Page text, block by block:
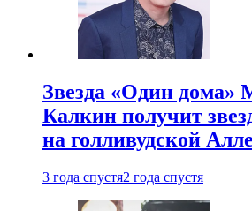
Звезда «Один дома»
Калкин получит
на голливудской
3 года спустя2 года спустя